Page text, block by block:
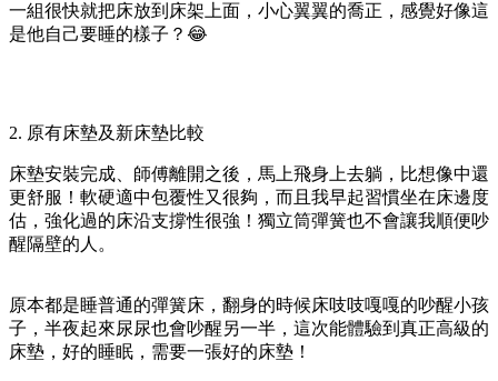
一組很快就把床放到床架上面，小心翼翼的喬正，感覺好像這
是他自己要睡的樣子？😂
2. 原有床墊及新床墊比較
床墊安裝完成、師傅離開之後，馬上飛身上去躺，比想像中還
更舒服！軟硬適中包覆性又很夠，而且我早起習慣坐在床邊度
估，強化過的床沿支撐性很強！獨立筒彈簧也不會讓我順便吵
醒隔壁的人。
原本都是睡普通的彈簧床，翻身的時候床吱吱嘎嘎的吵醒小孩
子，半夜起來尿尿也會吵醒另一半，這次能體驗到真正高級的
床墊，好的睡眠，需要一張好的床墊！